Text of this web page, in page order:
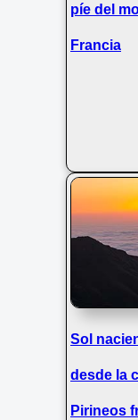
píe del
Francia
Sol
desde la
Pirineos